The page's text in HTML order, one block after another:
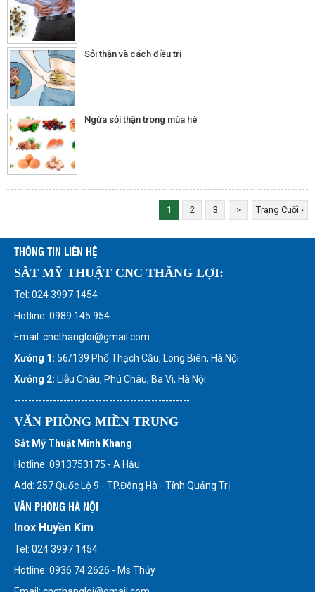
Sỏi thận và cách điều trị
Ngừa sỏi thận trong mùa hè
1 2 3 > Trang Cuối ›
THÔNG TIN LIÊN HỆ
SẮT MỸ THUẬT CNC THẮNG LỢI:
Tel: 024 3997 1454
Hotline: 0989 145 954
Email: cncthangloi@gmail.com
Xưởng 1: 56/139 Phố Thạch Cầu, Long Biên, Hà Nội
Xưởng 2: Liễu Châu, Phú Châu, Ba Vì, Hà Nội
--------------------------------------------------
VĂN PHÒNG MIỀN TRUNG
Sắt Mỹ Thuật Minh Khang
Hotline: 0913753175 - A Hậu
Add: 257 Quốc Lộ 9 - TP.Đông Hà - Tỉnh Quảng Trị
VĂN PHÒNG HÀ NỘI
Inox Huyền Kim
Tel: 024 3997 1454
Hotline: 0936 74 2626 - Ms Thủy